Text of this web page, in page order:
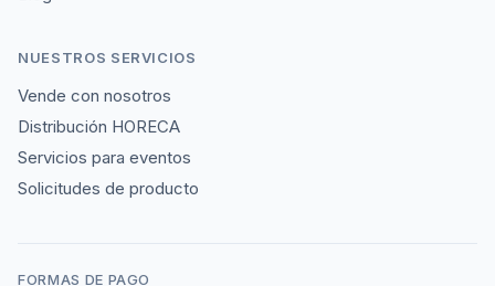
NUESTROS SERVICIOS
Vende con nosotros
Distribución HORECA
Servicios para eventos
Solicitudes de producto
FORMAS DE PAGO